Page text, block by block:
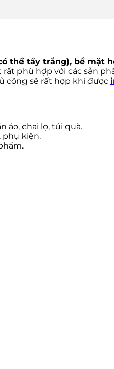
thể tẩy trắng), bề mặt
phù hợp với các sản
công sẽ rất hợp khi được
áo, chai lọ, túi quà.
phụ kiện.